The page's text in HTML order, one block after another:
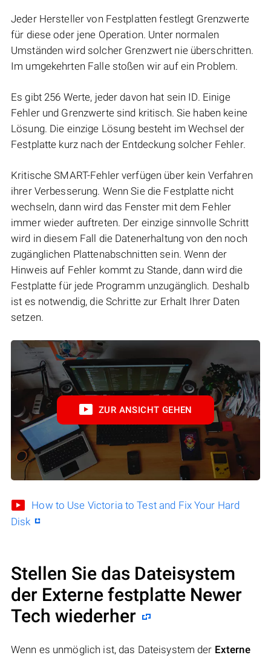
Jeder Hersteller von Festplatten festlegt Grenzwerte
für diese oder jene Operation. Unter normalen
Umständen wird solcher Grenzwert nie überschritten.
Im umgekehrten Falle stoßen wir auf ein Problem.
Es gibt 256 Werte, jeder davon hat sein ID. Einige
Fehler und Grenzwerte sind kritisch. Sie haben keine
Lösung. Die einzige Lösung besteht im Wechsel der
Festplatte kurz nach der Entdeckung solcher Fehler.
Kritische SMART-Fehler verfügen über kein Verfahren
ihrer Verbesserung. Wenn Sie die Festplatte nicht
wechseln, dann wird das Fenster mit dem Fehler
immer wieder auftreten. Der einzige sinnvolle Schritt
wird in diesem Fall die Datenerhaltung von den noch
zugänglichen Plattenabschnitten sein. Wenn der
Hinweis auf Fehler kommt zu Stande, dann wird die
Festplatte für jede Programm unzugänglich. Deshalb
ist es notwendig, die Schritte zur Erhalt Ihrer Daten
setzen.
ZUR ANSICHT GEHEN
How to Use Victoria to Test and Fix Your Hard
Disk
Stellen Sie das Dateisystem
der Externe festplatte Newer
Tech wiederher
Wenn es unmöglich ist, das Dateisystem der Externe